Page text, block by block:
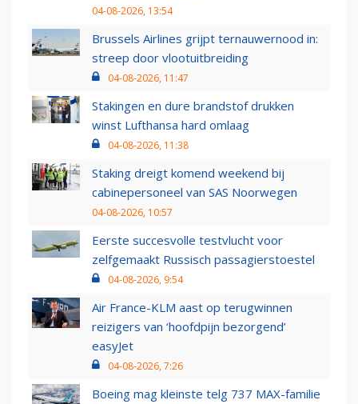
04-08-2026, 13:54
Brussels Airlines grijpt ternauwernood in:
streep door vlootuitbreiding
04-08-2026, 11:47
Stakingen en dure brandstof drukken
winst Lufthansa hard omlaag
04-08-2026, 11:38
Staking dreigt komend weekend bij
cabinepersoneel van SAS Noorwegen
04-08-2026, 10:57
Eerste succesvolle testvlucht voor
zelfgemaakt Russisch passagierstoestel
04-08-2026, 9:54
Air France-KLM aast op terugwinnen
reizigers van ‘hoofdpijn bezorgend’
easyJet
04-08-2026, 7:26
Boeing mag kleinste telg 737 MAX-familie